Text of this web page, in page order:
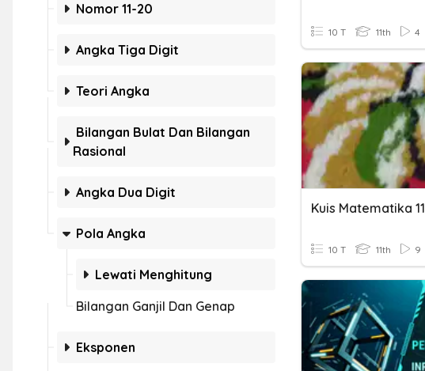
Nomor 11-20
Angka Tiga Digit
Teori Angka
Bilangan Bulat Dan Bilangan
Rasional
Angka Dua Digit
Pola Angka
Lewati Menghitung
Bilangan Ganjil Dan Genap
Eksponen
10 T 11th 4
Kuis Matematika 11
10 T 11th 9